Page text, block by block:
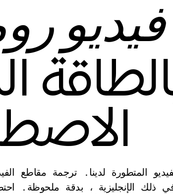
المتطورة لدينا. ترجمة مقاطع
إلى أكثر من 130 لغة ، بما في ذلك الإنجليزية ، بدقة